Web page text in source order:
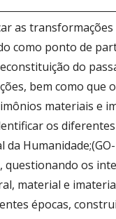
as
como ponto de
do
bem como que
materiais e
os
da
os
material e
épocas,